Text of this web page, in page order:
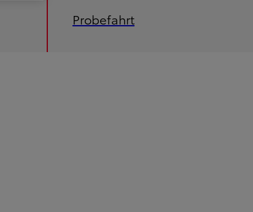
Probefahrt